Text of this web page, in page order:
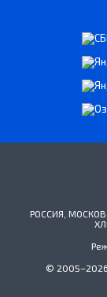
РОССИЯ,
© 2005–2026